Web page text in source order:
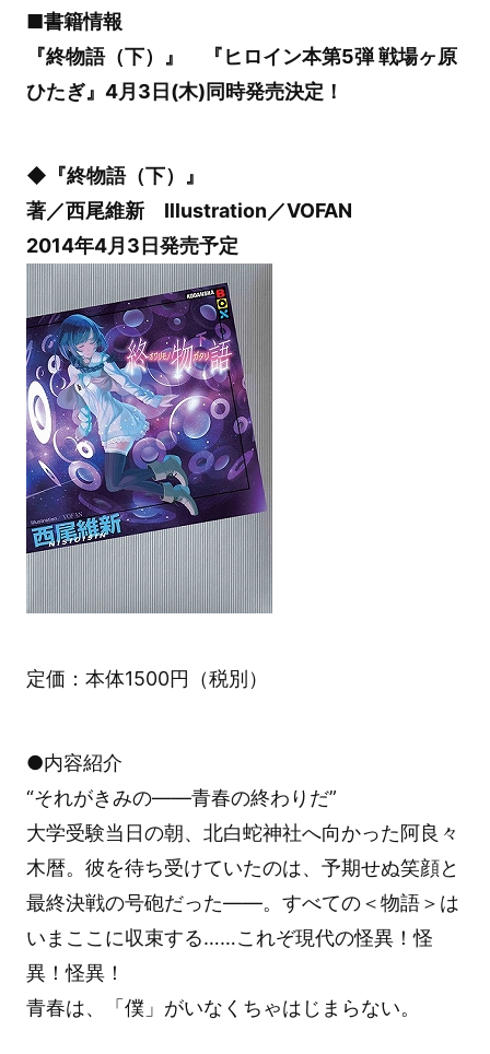
■書籍情報
『終物語（下）』 『ヒロイン本第5弾 戦場ヶ原
ひたぎ』4月3日(木)同時発売決定！
◆『終物語（下）』
著／西尾維新 Illustration／VOFAN
2014年4月3日発売予定
定価：本体1500円（税別）
●内容紹介
“それがきみの――青春の終わりだ”
大学受験当日の朝、北白蛇神社へ向かった阿良々
木暦。彼を待ち受けていたのは、予期せぬ笑顔と
最終決戦の号砲だった――。すべての＜物語＞は
いまここに収束する……これぞ現代の怪異！怪
異！怪異！
青春は、「僕」がいなくちゃはじまらない。